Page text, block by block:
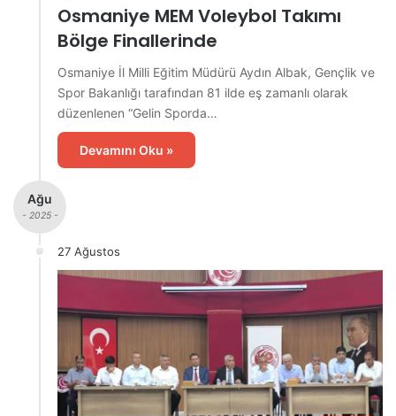
Osmaniye MEM Voleybol Takımı
Bölge Finallerinde
Osmaniye İl Milli Eğitim Müdürü Aydın Albak, Gençlik ve
Spor Bakanlığı tarafından 81 ilde eş zamanlı olarak
düzenlenen “Gelin Sporda…
Devamını Oku »
Ağu
- 2025 -
27 Ağustos